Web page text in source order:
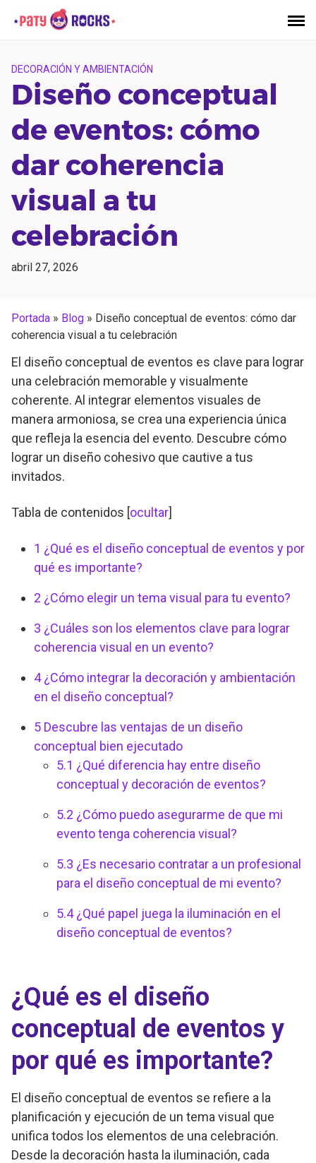
DECORACIÓN Y AMBIENTACIÓN
Diseño conceptual
de eventos: cómo
dar coherencia
visual a tu
celebración
abril 27, 2026
Portada » Blog » Diseño conceptual de eventos: cómo dar
coherencia visual a tu celebración
El diseño conceptual de eventos es clave para lograr
una celebración memorable y visualmente
coherente. Al integrar elementos visuales de
manera armoniosa, se crea una experiencia única
que refleja la esencia del evento. Descubre cómo
lograr un diseño cohesivo que cautive a tus
invitados.
Tabla de contenidos [ocultar]
1 ¿Qué es el diseño conceptual de eventos y por
qué es importante?
2 ¿Cómo elegir un tema visual para tu evento?
3 ¿Cuáles son los elementos clave para lograr
coherencia visual en un evento?
4¿Cómo integrar la decoración y ambientación
en el diseño conceptual?
5 Descubre las ventajas de un diseño
conceptual bien ejecutado
5.1 ¿Qué diferencia hay entre diseño
conceptual y decoración de eventos?
5.2 ¿Cómo puedo asegurarme de que mi
evento tenga coherencia visual?
5.3 ¿Es necesario contratar a un profesional
para el diseño conceptual de mi evento?
5.4¿Qué papel juega la iluminación en el
diseño conceptual de eventos?
¿Qué es el diseño
conceptual de eventos y
por qué es importante?
El diseño conceptual de eventos se refiere a la
planificación y ejecución de un tema visual que
unifica todos los elementos de una celebración.
Desde la decoración hasta la iluminación, cada